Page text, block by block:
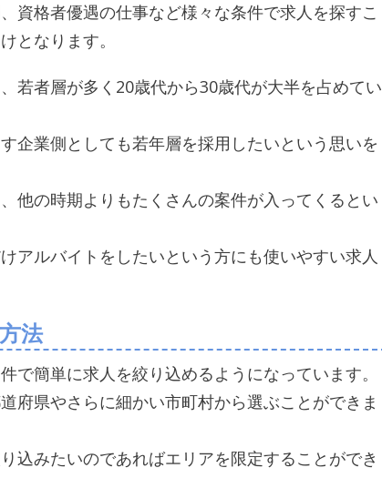
資格者優遇の仕事など様々な条件で求人を探すこ
となります。
若者層が多く20歳代から30歳代が大半を占めてい
企業側としても若年層を採用したいという思いを
他の時期よりもたくさんの案件が入ってくるとい
アルバイトをしたいという方にも使いやすい求人
法
簡単に求人を絞り込めるようになっています。
府県やさらに細かい市町村から選ぶことができま
込みたいのであればエリアを限定することができ